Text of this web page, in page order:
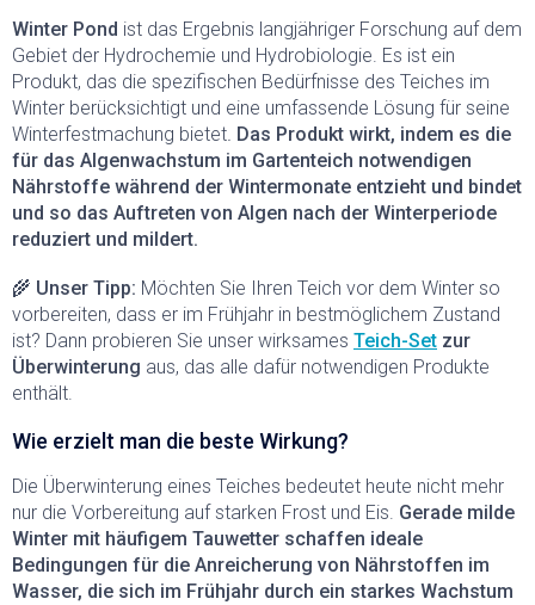
m
e
n
t
e
d
e
r
L
t
e
Winter Pond ist das Ergebnis langjähriger Forschung auf dem
Gebiet der Hydrochemie und Hydrobiologie. Es ist ein
Produkt, das die spezifischen Bedürfnisse des Teiches im
Winter berücksichtigt und eine umfassende Lösung für seine
Winterfestmachung bietet. Das Produkt wirkt, indem es die
für das Algenwachstum im Gartenteich notwendigen
Nährstoffe während der Wintermonate entzieht und bindet
und so das Auftreten von Algen nach der Winterperiode
reduziert und mildert.
🌾 Unser Tipp: Möchten Sie Ihren Teich vor dem Winter so
vorbereiten, dass er im Frühjahr in bestmöglichem Zustand
ist? Dann probieren Sie unser wirksames Teich-Set zur
Überwinterung aus, das alle dafür notwendigen Produkte
enthält.
Wie erzielt man die beste Wirkung?
Die Überwinterung eines Teiches bedeutet heute nicht mehr
nur die Vorbereitung auf starken Frost und Eis. Gerade milde
Winter mit häufigem Tauwetter schaffen ideale
Bedingungen für die Anreicherung von Nährstoffen im
Wasser, die sich im Frühjahr durch ein starkes Wachstum